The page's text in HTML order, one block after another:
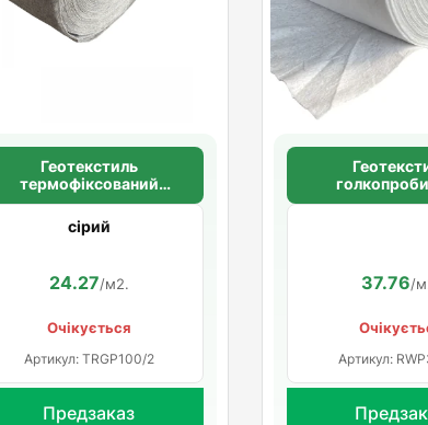
Геотекстиль
термофіксований
щільністю 100 гр/м.кв.
сірий
24.27/м2.
Очікується
Артикул: TRGP100/2
Предзаказ
щільністю
37.76/
Артикул: